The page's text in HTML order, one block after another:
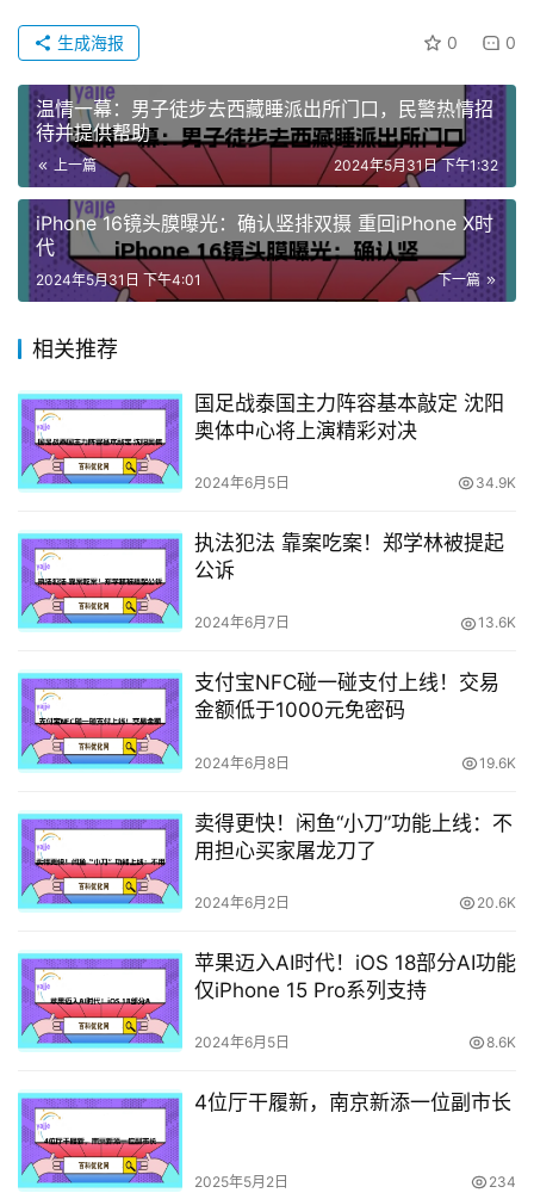
0 0
生成海报
温情一幕：男子徒步去西藏睡派出所门口，民警热情招
待并提供帮助
上一篇 2024年5月31日 下午1:32
iPhone 16镜头膜曝光：确认竖排双摄 重回iPhone X时
代
下一篇
2024年5月31日 下午4:01
相关推荐
国足战泰国主力阵容基本敲定 沈阳
奥体中心将上演精彩对决
2024年6月5日 34.9K
执法犯法 靠案吃案！郑学林被提起
公诉
2024年6月7日 13.6K
支付宝NFC碰一碰支付上线！交易
金额低于1000元免密码
2024年6月8日 19.6K
卖得更快！闲鱼“小刀”功能上线：不
用担心买家屠龙刀了
2024年6月2日 20.6K
苹果迈入AI时代！iOS 18部分AI功能
仅iPhone 15 Pro系列支持
2024年6月5日 8.6K
4位厅干履新，南京新添一位副市长
2025年5月2日 234